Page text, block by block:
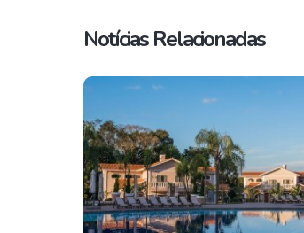
Notícias Relacionadas